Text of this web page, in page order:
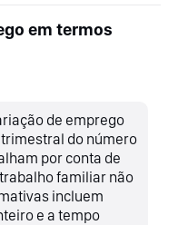
em termos
de emprego
do número
por conta de
familiar não
incluem
e a tempo